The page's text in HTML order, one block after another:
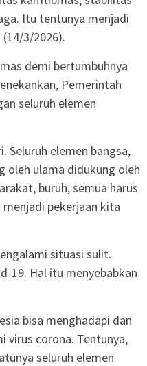
Itu tentunya menjadi
(14/3/2026).
demi bertumbuhnya
Pemerintah
seluruh elemen
Seluruh elemen bangsa,
oleh ulama didukung oleh
buruh, semua harus
pekerjaan kita
situasi sulit.
19. Hal itu menyebabkan
bisa menghadapi dan
virus corona. Tentunya,
seluruh elemen